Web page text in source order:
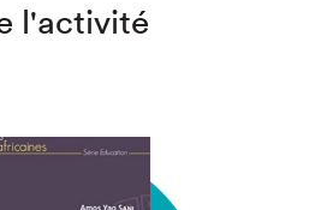
l'activité